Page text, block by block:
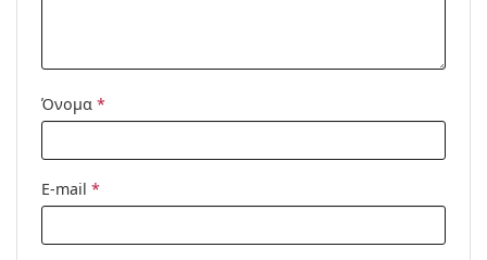
Κατηγορία:
Αξεσουάρ Φακών Επαφής
Υγρά Φακών Επαφής -
Διαλύματα πολλαπλών χρήσεων
Όνομα *
E-mail *